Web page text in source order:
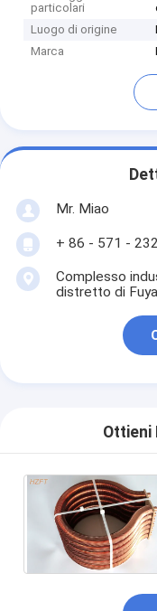
particolari
Luogo di origine
Marca
Mr. Miao
+ 86 - 571 -
Complesso
distretto di
Ottieni